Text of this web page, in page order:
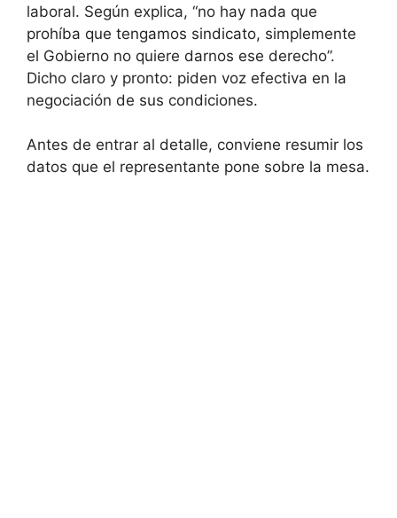
laboral. Según explica, “no hay nada que
prohíba que tengamos sindicato, simplemente
el Gobierno no quiere darnos ese derecho”.
Dicho claro y pronto: piden voz efectiva en la
negociación de sus condiciones.
Antes de entrar al detalle, conviene resumir los
datos que el representante pone sobre la mesa.